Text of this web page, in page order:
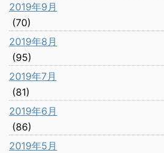
2019年9月
(70)
2019年8月
(95)
2019年7月
(81)
2019年6月
(86)
2019年5月